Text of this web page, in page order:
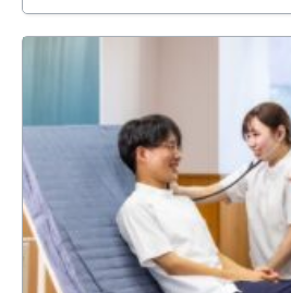
東海
専門学
東海
専門学
東海
専門学
東海
専門学
東海
専門学
東海
専門学
東海
専門学
東海
専門学